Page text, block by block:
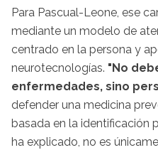
Para Pascual-Leone, ese
mediante un modelo de
centrado en la persona y
neurotecnologías. "No
enfermedades, sino
defender una medicina
basada en la identificación
ha explicado, no es